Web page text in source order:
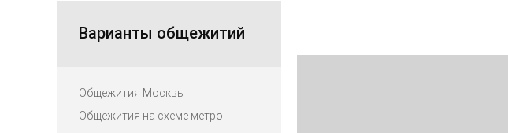
Варианты общежитий
Общежития Москвы
Общежития на схеме метро